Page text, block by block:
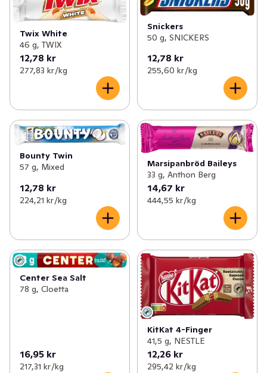
Twix White
46 g, TWIX
12,78 kr
277,83 kr /kg
Snickers
50 g, SNICKERS
12,78 kr
255,60 kr /kg
Bounty Twin
57 g, Mixed
12,78 kr
224,21 kr /kg
Marsipanbröd Baileys
33 g, Anthon Berg
14,67 kr
444,55 kr /kg
Center Sea Salt
78 g, Cloetta
16,95 kr
217,31 kr /kg
KitKat 4-Finger
41,5 g, NESTLE
12,26 kr
295,42 kr /kg